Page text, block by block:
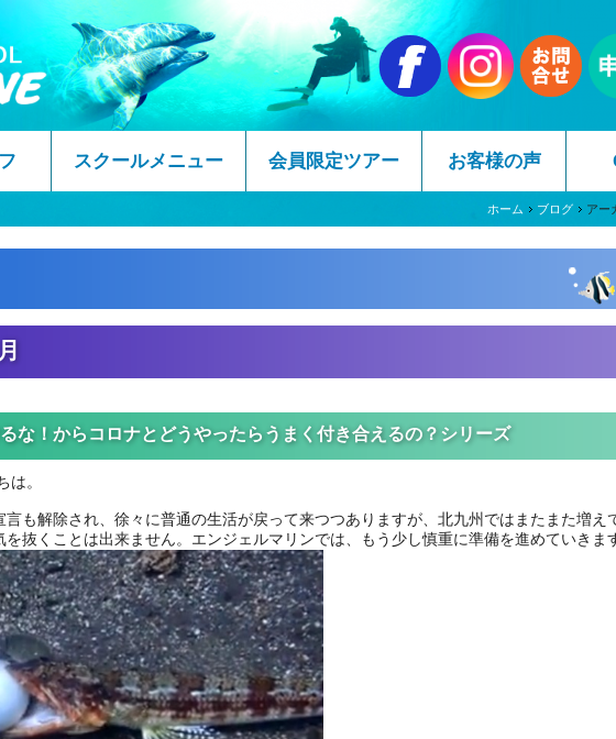
スクールメニュー 会員限定ツアー お客様の声
ホーム ブログ アー
な！からコロナとどうやったらうまく付き合えるの？シリーズ
。
言も解除され、徐々に普通の生活が戻って来つつありますが、北九州ではまたまた増え
抜くことは出来ません。エンジェルマリンでは、もう少し慎重に準備を進めていきま